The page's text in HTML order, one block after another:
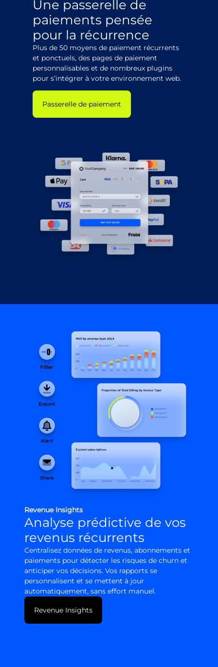
Une passerelle de
paiements pensée
pour la récurrence
Plus de 50 moyens de paiement récurrents
et ponctuels, des pages de paiement
personnalisables et de nombreux plugins
pour s’intégrer à votre environnement web.
Passerelle de paiement
Revenue Insights
Analyse prédictive de vos
revenus récurrents
Centralisez données de revenus, abonnements et
paiements pour détecter les risques de churn et
anticiper vos décisions. Vos rapports se
personnalisent et se mettent à jour
automatiquement, sans effort manuel.
Revenue Insights